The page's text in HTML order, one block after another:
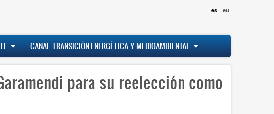
es eu
CANAL TRANSICIÓN ENERGÉTICA Y MEDIOAMBIENTAL
para su reelección como